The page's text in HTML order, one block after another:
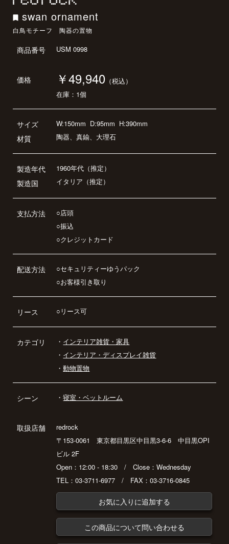
swan ornament
白鳥モチーフ 陶器の置物
商品番号 USM 0998
価格 ￥49,940 （税込）
在庫：1個
サイズ
材質
W:150mm D:95mm H:390mm
陶器、真鍮、大理石
製造年代
製造国
1960年代（推定）
イタリア（推定）
支払方法
○店頭
○振込
○クレジットカード
配送方法
○セキュリティーゆうパック
○お客様引き取り
リース ○リース可
カテゴリ ・ インテリア雑貨・家具
・ インテリア・ディスプレイ雑貨
・動物置物
シーン ・寝室・ベットルーム
取扱店舗
redrock
〒153-0061 東京都目黒区中目黒3-6-6 中目黒OPI
ビル 2F
Open：12:00 - 18:30 / Close：Wednesday
TEL：03-3711-6977 / FAX：03-3716-0845
お気に入りに追加する
この商品について問い合わせる